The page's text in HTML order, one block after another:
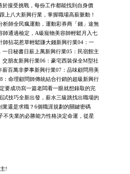
於接受挑戰，每份工作都能找到自身價
上八大新興行業，掌握職場高薪脈動！
析師全民瘋運動，運動彩券商「錢」途無
師通過檢定，A級寵物美容師輕鬆月入七
師拈花惹草輕鬆賺大錢新興行業04：一
一日秘書日薪上萬新興行業05：民宿館主
交朋友新興行業06：豪宅西裝保全M型社
薪百萬非夢事新興行業07：品味顧問用美
：命理顧問師傳統結合行銷的超級新興行
要成功寫一篇老闆看一眼就想錄取的完
試技巧全新出發，薪水三級跳找出職場的
業還是求職？6個職涯規劃的關鍵密碼
不失業的必勝能力性格決定命運，從星
!